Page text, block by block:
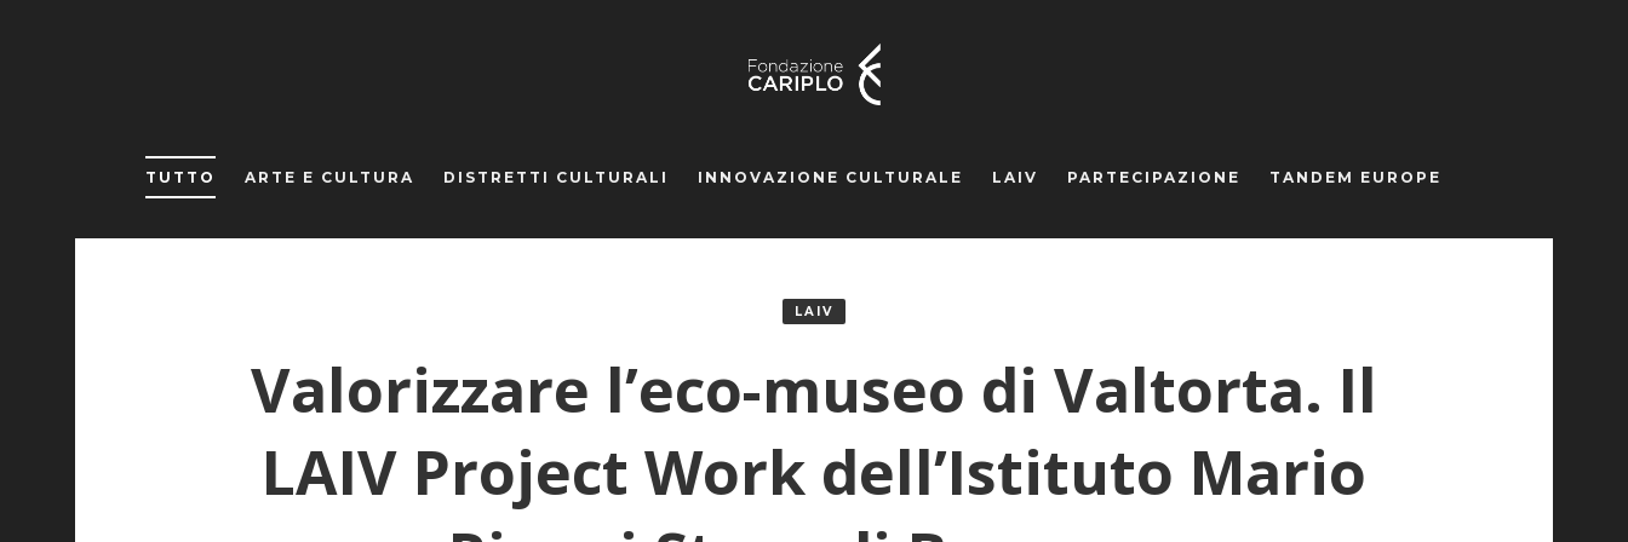
TUTTO ARTE E CULTURA DISTRETTI CULTURALI INNOVAZIONE CULTURALE LAIV PARTECIPAZIONE TANDEM EUROPE
LAIV
Valorizzare l’eco-museo di Valtorta. Il
LAIV Project Work dell’Istituto Mario